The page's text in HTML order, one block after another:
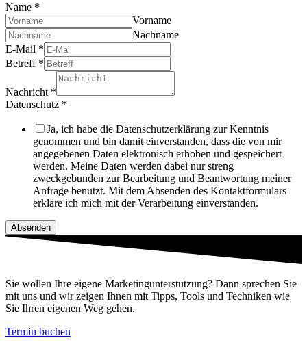
Name *
Vorname
Nachname
E-Mail *
Betreff *
Nachricht *
Datenschutz *
Ja, ich habe die Datenschutzerklärung zur Kenntnis
genommen und bin damit einverstanden, dass die von mir
angegebenen Daten elektronisch erhoben und gespeichert
werden. Meine Daten werden dabei nur streng
zweckgebunden zur Bearbeitung und Beantwortung meiner
Anfrage benutzt. Mit dem Absenden des Kontaktformulars
erkläre ich mich mit der Verarbeitung einverstanden.
Absenden
Sie wollen Ihre eigene Marketingunterstützung? Dann sprechen Sie
mit uns und wir zeigen Ihnen mit Tipps, Tools und Techniken wie
Sie Ihren eigenen Weg gehen.
Termin buchen